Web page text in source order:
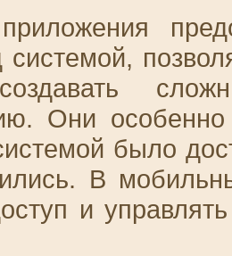
системой,
Они
было
В
и